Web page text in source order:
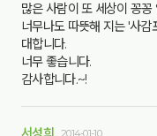
많은 사람이 또 세상이 꽁꽁
너무나도 따뜻해 지는 '사감
대합니다.
너무 좋습니다.
감사합니다.~!
2014-01-10